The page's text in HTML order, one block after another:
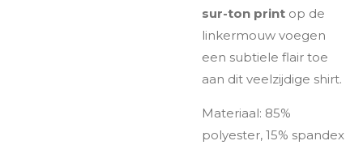
sur-ton print op de
linkermouw voegen
een subtiele flair toe
aan dit veelzijdige shirt.
Materiaal: 85%
polyester, 15% spandex